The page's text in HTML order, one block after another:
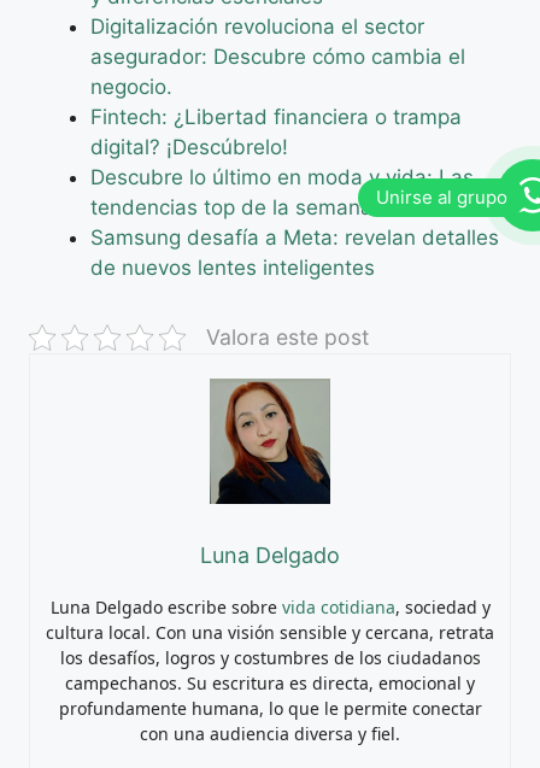
Digitalización revoluciona el sector
asegurador: Descubre cómo cambia el
negocio.
Fintech: ¿Libertad financiera o trampa
digital? ¡Descúbrelo!
Descubre lo último en moda y vida: Las
tendencias top de la semana
Samsung desafía a Meta: revelan detalles
de nuevos lentes inteligentes
Valora este post
Luna Delgado
Luna Delgado escribe sobre vida cotidiana, sociedad y
cultura local. Con una visión sensible y cercana, retrata
los desafíos, logros y costumbres de los ciudadanos
campechanos. Su escritura es directa, emocional y
profundamente humana, lo que le permite conectar
con una audiencia diversa y fiel.